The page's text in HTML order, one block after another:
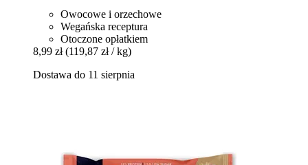
Owocowe i orzechowe
Wegańska receptura
Otoczone opłatkiem
8,99 zł (119,87 zł / kg)
Dostawa do 11 sierpnia